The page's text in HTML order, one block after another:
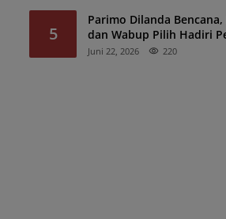
5
Parimo Dilanda
dan Wabup Pilih Hadiri
Juni 22, 2026 220